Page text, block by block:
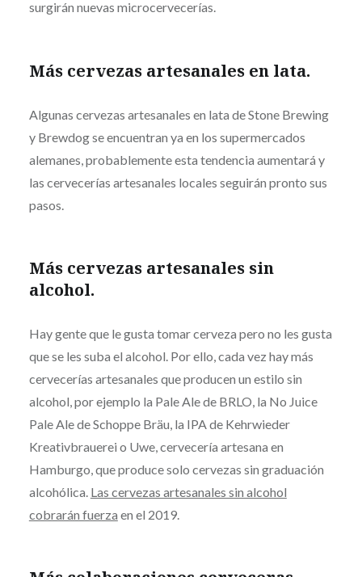
surgirán nuevas microcervecerías.
Más cervezas artesanales en lata.
Algunas cervezas artesanales en lata de Stone Brewing
y Brewdog se encuentran ya en los supermercados
alemanes, probablemente esta tendencia aumentará y
las cervecerías artesanales locales seguirán pronto sus
pasos.
Más cervezas artesanales sin
alcohol.
Hay gente que le gusta tomar cerveza pero no les gusta
que se les suba el alcohol. Por ello, cada vez hay más
cervecerías artesanales que producen un estilo sin
alcohol, por ejemplo la Pale Ale de BRLO, la No Juice
Pale Ale de Schoppe Bräu, la IPA de Kehrwieder
Kreativbrauerei o Uwe, cervecería artesana en
Hamburgo, que produce solo cervezas sin graduación
alcohólica. Las cervezas artesanales sin alcohol
cobrarán fuerza en el 2019.